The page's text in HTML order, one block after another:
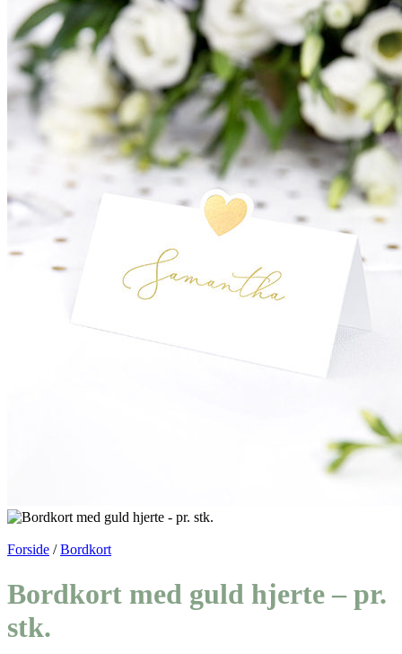
Forside / Bordkort
Bordkort med guld hjerte – pr.
stk.